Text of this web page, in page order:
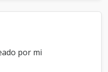
por mi